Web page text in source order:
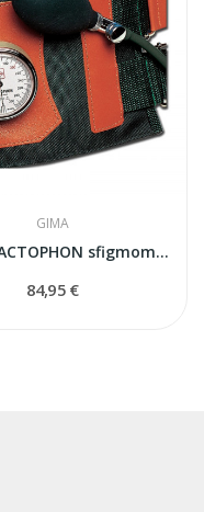
GIMA
GIMA EXACTOPHON sfigmomanometrs
84,95 €